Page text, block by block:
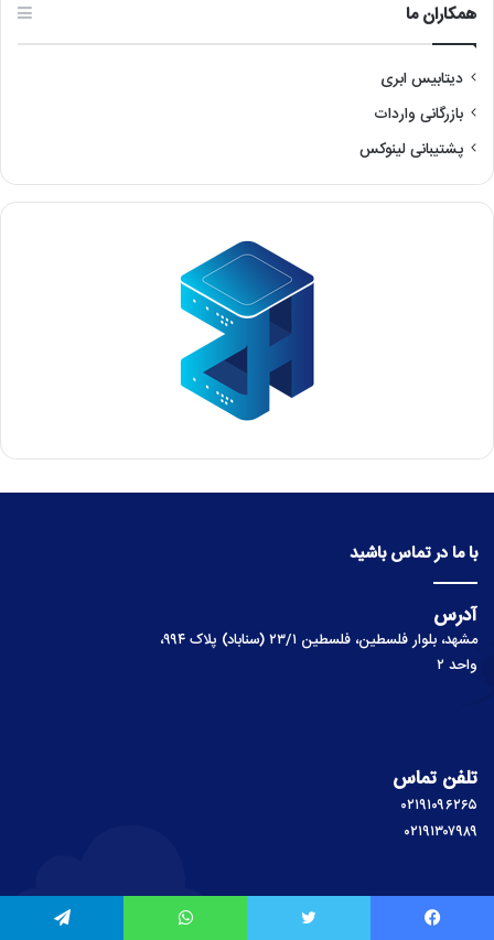
همکاران ما
دیتابیس ابری
بازرگانی واردات
پشتیبانی لینوکس
با ما در تماس باشید
آدرس
مشهد، بلوار فلسطین، فلسطین ۲۳/۱ (سناباد) پلاک ۹۹۴،
واحد ۲
تلفن تماس
۰۲۱۹۱۰۹۶۲۶۵
۰۲۱۹۱۳۰۷۹۸۹